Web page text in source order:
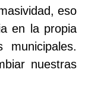
eso
en la propia
nuestras